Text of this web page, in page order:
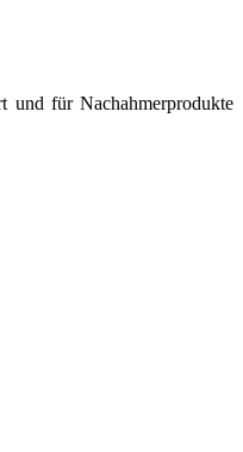
und für Nachahmerprodukte